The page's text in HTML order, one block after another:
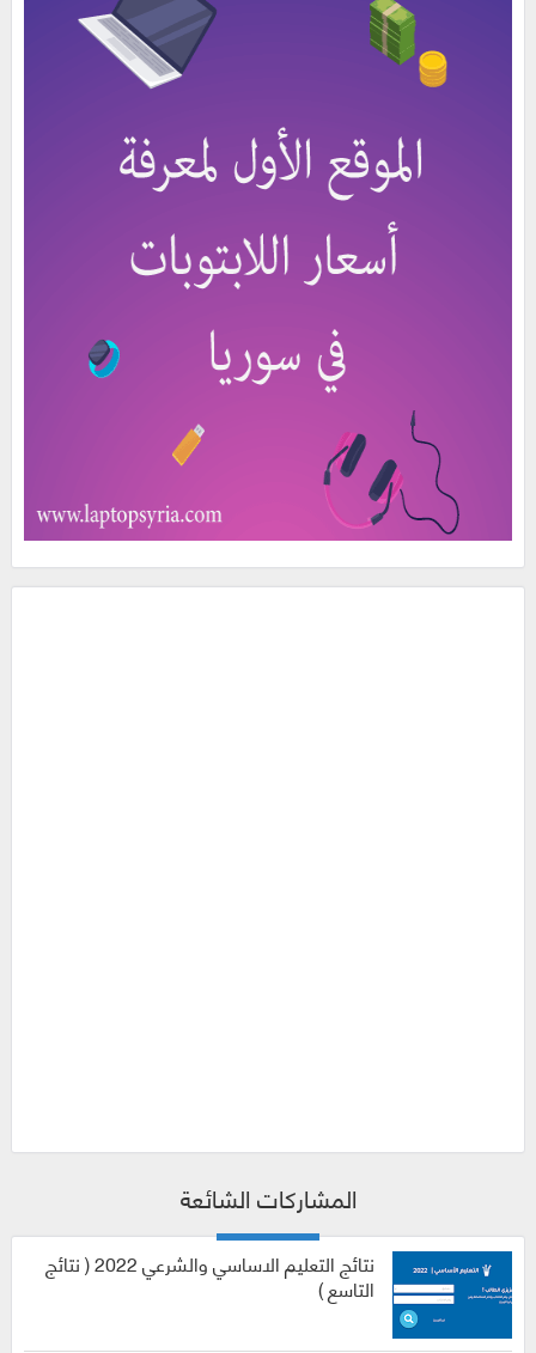
المشاركات الشائعة
نتائج التعليم الاساسي والشرعي 2022 ( نتائج
التاسع )